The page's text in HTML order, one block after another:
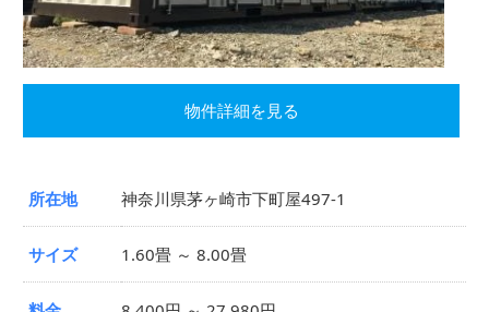
物件詳細を見る
所在地 神奈川県茅ヶ崎市下町屋497-1
サイズ 1.60畳 ～ 8.00畳